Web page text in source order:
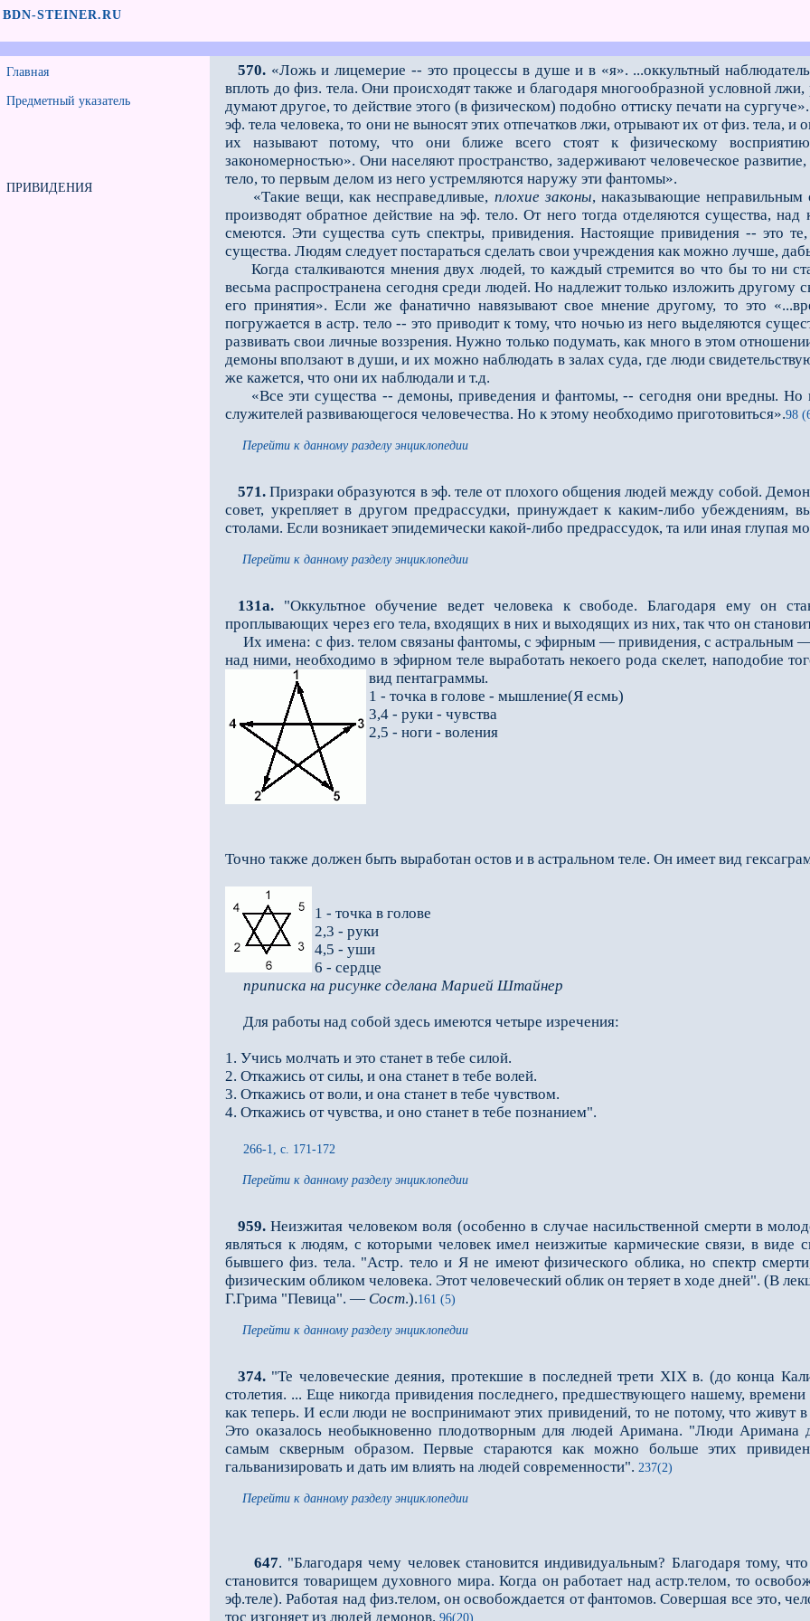
BDN-STEINER.RU
Главная
Предметный указатель
ПРИВИДЕНИЯ
570. «Ложь и лицемерие -- это процессы в душе и в «я». ...оккультный
вплоть до физ. тела. Они происходят также и благодаря многообразной условной
думают другое, то действие этого (в физическом) подобно оттиску печати на
эф. тела человека, то они не выносят этих отпечатков лжи, отрывают их от физ. тела,
их называют потому, что они ближе всего стоят к физическому
закономерностью». Они населяют пространство, задерживают человеческое
тело, то первым делом из него устремляются наружу эти фантомы».
«Такие вещи, как несправедливые, плохие законы, наказывающие неправильным
производят обратное действие на эф. тело. От него тогда отделяются существа,
смеются. Эти существа суть спектры, привидения. Настоящие привидения -- это
существа. Людям следует постараться сделать свои учреждения как можно лучше,
Когда сталкиваются мнения двух людей, то каждый стремится во что бы то ни
весьма распространена сегодня среди людей. Но надлежит только изложить
его принятия». Если же фанатично навязывают свое мнение другому, то это
погружается в астр. тело -- это приводит к тому, что ночью из него выделяются
развивать свои личные воззрения. Нужно только подумать, как много в этом
демоны вползают в души, и их можно наблюдать в залах суда, где люди
же кажется, что они их наблюдали и т.д.
«Все эти существа -- демоны, приведения и фантомы, -- сегодня они вредны. Но
служителей развивающегося человечества. Но к этому необходимо приготовиться».98
Перейти к данному разделу энциклопедии
571. Призраки образуются в эф. теле от плохого общения людей между собой.
совет, укрепляет в другом предрассудки, принуждает к каким-либо убеждениям,
столами. Если возникает эпидемически какой-либо предрассудок, та или иная глупая
Перейти к данному разделу энциклопедии
131a. "Оккультное обучение ведет человека к свободе. Благодаря ему он
проплывающих через его тела, входящих в них и выходящих из них, так что он
Их имена: с физ. телом связаны фантомы, с эфирным — привидения, с астральным
над ними, необходимо в эфирном теле выработать некоего рода скелет, наподобие
вид пентаграммы.
1 - точка в голове - мышление(Я есмь)
3,4 - руки - чувства
2,5 - ноги - воления
Точно также должен быть выработан остов и в астральном теле. Он имеет вид
1 - точка в голове
2,3 - руки
4,5 - уши
6 - сердце
приписка на рисунке сделана Mарией Штайнер
Для работы над собой здесь имеются четыре изречения:
1. Учись молчать и это станет в тебе силой.
2. Откажись от силы, и она станет в тебе волей.
3. Откажись от воли, и она станет в тебе чувством.
4. Откажись от чувства, и оно станет в тебе познанием".
266-1, с. 171-172
Перейти к данному разделу энциклопедии
959. Неизжитая человеком воля (особенно в случае насильственной смерти в
являться к людям, с которыми человек имел неизжитые кармические связи, в
бывшего физ. тела. "Астр. тело и Я не имеют физического облика, но спектр
физическим обликом человека. Этот человеческий облик он теряет в ходе дней". (В
Г.Грима "Певица". — Сост.).161 (5)
Перейти к данному разделу энциклопедии
374. "Те человеческие деяния, протекшие в последней трети XIX в. (до конца
столетия. ... Ещe никогда привидения последнего, предшествующего нашему,
как теперь. И если люди не воспринимают этих привидений, то не потому, что живут
Это оказалось необыкновенно плодотворным для людей Аримана. "Люди Аримана
самым скверным образом. Первые стараются как можно больше этих
гальванизировать и дать им влиять на людей современности". 237(2)
Перейти к данному разделу энциклопедии
647. "Благодаря чему человек становится индивидуальным? Благодаря тому,
становится товарищем духовного мира. Когда он работает над астр.телом, то
эф.теле). Работая над физ.телом, он освобождается от фантомов. Совершая все это,
тос изгоняет из людей демонов. 96(20)